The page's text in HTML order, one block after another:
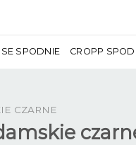
SPODNIE CROPP
CZARNE